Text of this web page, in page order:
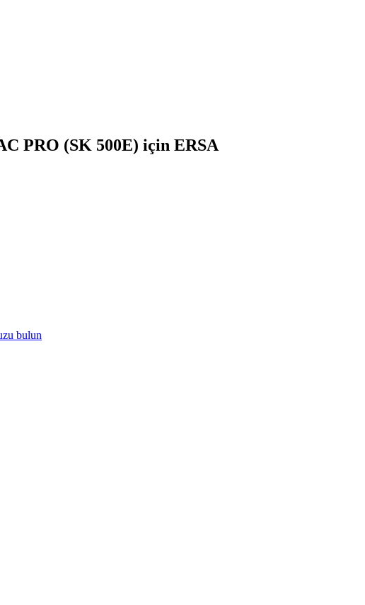
PRO (SK 500E) için ERSA
bulun